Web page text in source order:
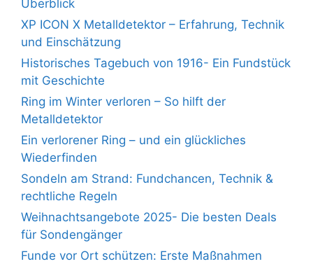
Überblick
XP ICON X Metalldetektor – Erfahrung, Technik
und Einschätzung
Historisches Tagebuch von 1916- Ein Fundstück
mit Geschichte
Ring im Winter verloren – So hilft der
Metalldetektor
Ein verlorener Ring – und ein glückliches
Wiederfinden
Sondeln am Strand: Fundchancen, Technik &
rechtliche Regeln
Weihnachtsangebote 2025- Die besten Deals
für Sondengänger
Funde vor Ort schützen: Erste Maßnahmen